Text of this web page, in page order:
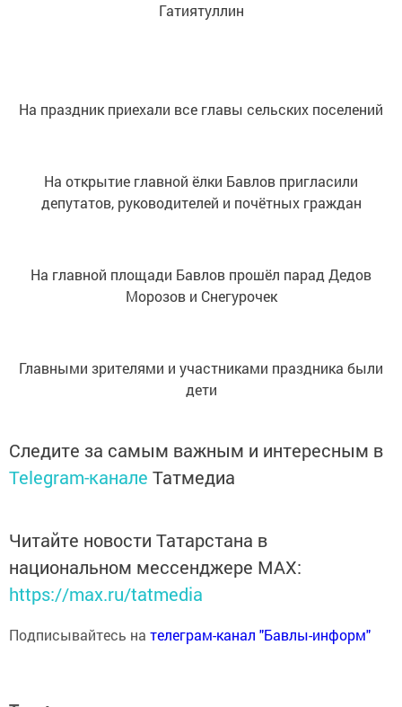
Гатиятуллин
На праздник приехали все главы сельских поселений
На открытие главной ёлки Бавлов пригласили
депутатов, руководителей и почётных граждан
На главной площади Бавлов прошёл парад Дедов
Морозов и Снегурочек
Главными зрителями и участниками праздника были
дети
Следите за самым важным и интересным в
Telegram-канале Татмедиа
Читайте новости Татарстана в
национальном мессенджере MАХ:
https://max.ru/tatmedia
Подписывайтесь на телеграм-канал "Бавлы-информ"